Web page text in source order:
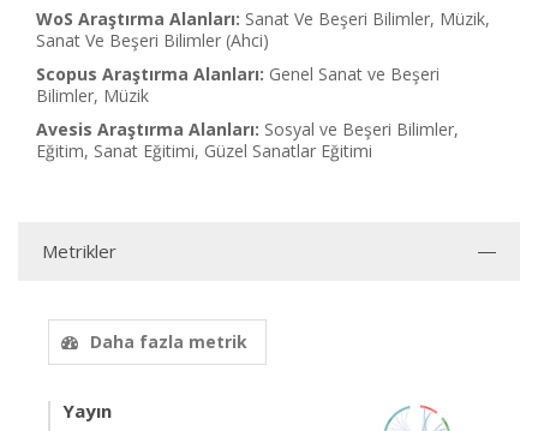
WoS Araştırma Alanları: Sanat Ve Beşeri Bilimler, Müzik,
Sanat Ve Beşeri Bilimler (Ahci)
Scopus Araştırma Alanları: Genel Sanat ve Beşeri
Bilimler, Müzik
Avesis Araştırma Alanları: Sosyal ve Beşeri Bilimler,
Eğitim, Sanat Eğitimi, Güzel Sanatlar Eğitimi
Metrikler
Daha fazla metrik
Yayın